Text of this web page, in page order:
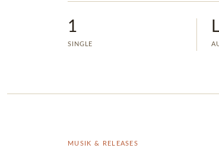
1
SINGLE
MUSIK & RELEASES